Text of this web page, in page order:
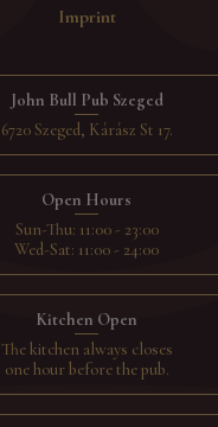
Imprint
John Bull Pub Szeged
6720 Szeged, Kárász St 17.
Open Hours
Sun-Thu: 11:00 - 23:00
Wed-Sat: 11:00 - 24:00
Kitchen Open
The kitchen always closes
one hour before the pub.